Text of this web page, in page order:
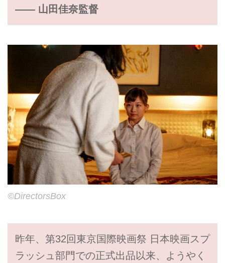
―― 山田佳奈監督
©DirectorsBox
昨年、第32回東京国際映画祭 日本映画スプ
ラッシュ部門での正式出品以来、ようやく